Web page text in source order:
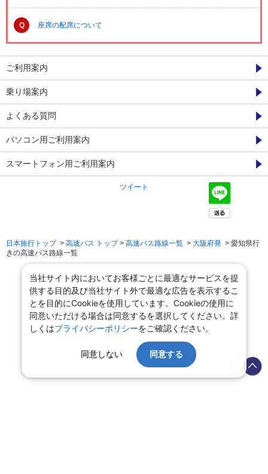
Q 座席の配席について
ご利用案内
乗り場案内
よくある質問
パソコン用ご利用案内
スマートフォン用ご利用案内
ツイート
日本旅行トップ> 高速バス トップ> 高速バス路線一覧 > 大阪府発 > 愛知県行
きの高速バス路線一覧
当社サイト内においてお客様ごとに最適なサービスを提
供する目的及び当社サイト外で最適な広告を表示するこ
とを目的にCookieを使用しています。Cookieの使用に
同意いただける場合は同意するを選択してください。詳
しくはプライバシーポリシーをご確認ください。
同意しない 同意する